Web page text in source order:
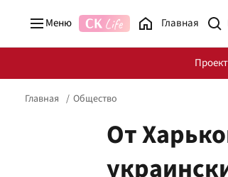
Меню Главная
Стоп Политической Коррупции
Главная Общество
От